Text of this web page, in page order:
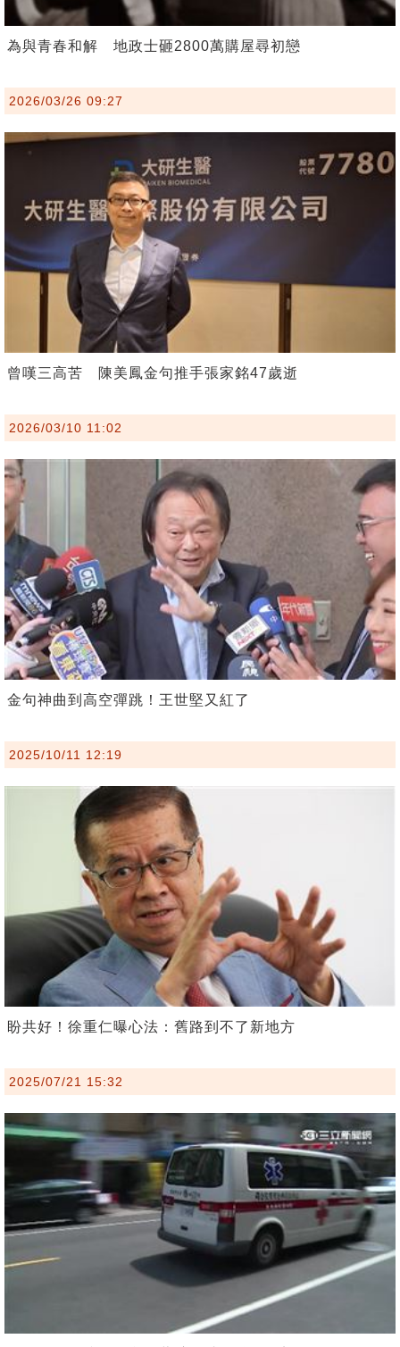
為與青春和解 地政士砸2800萬購屋尋初戀
2026/03/26 09:27
曾嘆三高苦 陳美鳳金句推手張家銘47歲逝
2026/03/10 11:02
金句神曲到高空彈跳！王世堅又紅了
2025/10/11 12:19
盼共好！徐重仁曝心法：舊路到不了新地方
2025/07/21 15:32